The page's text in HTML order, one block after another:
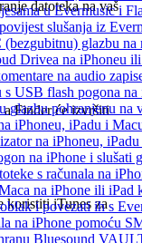
u Evermusic i
slušanja iz
glazbu na
Drivea na iPhoneu
na audio
USB flash pogona
glazbu pohranjenu na
iPhoneu, iPadu i
na iPhoneu,
na iPhone i slušati
s računala na
na iPhone ili iPad
i povezati ih s
na iPhone pomoću
Bluesound
datoteka na vaš
a Finder će izvršiti
koristiti iTunes za